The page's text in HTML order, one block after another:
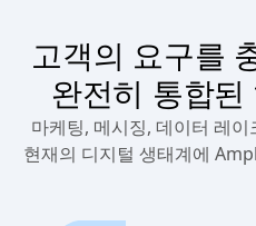
고객의 요구를
완전히 통합된
마케팅, 메시징, 데이터 레
현재의 디지털 생태계에